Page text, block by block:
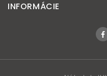
INFORMÁCIE